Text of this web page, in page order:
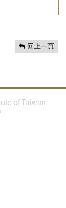
回上一頁
of Taiwan